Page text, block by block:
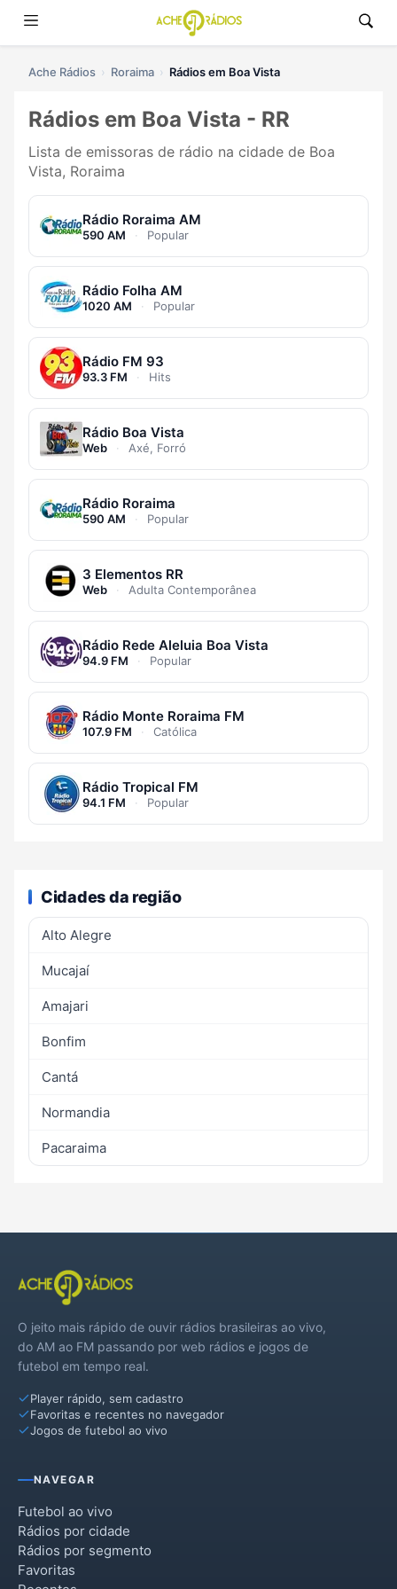
Ache Rádios Roraima Rádios em Boa Vista
Rádios em Boa Vista - RR
Lista de emissoras de rádio na cidade de Boa
Vista, Roraima
Rádio Roraima AM
590 AM · Popular
Rádio Folha AM
1020 AM · Popular
Rádio FM 93
93.3 FM · Hits
Rádio Boa Vista
Web · Axé, Forró
Rádio Roraima
590 AM · Popular
3 Elementos RR
Web · Adulta Contemporânea
Rádio Rede Aleluia Boa Vista
94.9 FM · Popular
Rádio Monte Roraima FM
107.9 FM · Católica
Rádio Tropical FM
94.1 FM · Popular
Cidades da região
Alto Alegre
Mucajaí
Amajari
Bonfim
Cantá
Normandia
Pacaraima
O jeito mais rápido de ouvir rádios brasileiras ao vivo,
do AM ao FM passando por web rádios e jogos de
futebol em tempo real.
Player rápido, sem cadastro
Favoritas e recentes no navegador
Jogos de futebol ao vivo
NAVEGAR
Futebol ao vivo
Rádios por cidade
Rádios por segmento
Favoritas